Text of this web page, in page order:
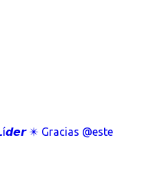
✴️ Gracias @este